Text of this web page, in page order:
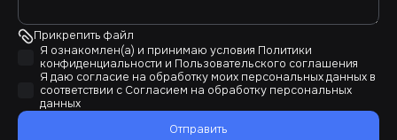
Прикрепить файл
Я ознакомлен(а) и принимаю условия Политики
конфиденциальности и Пользовательского соглашения
Я даю согласие на обработку моих персональных данных в
соответствии с Согласием на обработку персональных
данных
Отправить